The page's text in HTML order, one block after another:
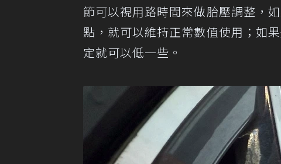
節可以視用路時間來做胎壓調整，
點，就可以維持正常數值使用；如
定就可以低一些。